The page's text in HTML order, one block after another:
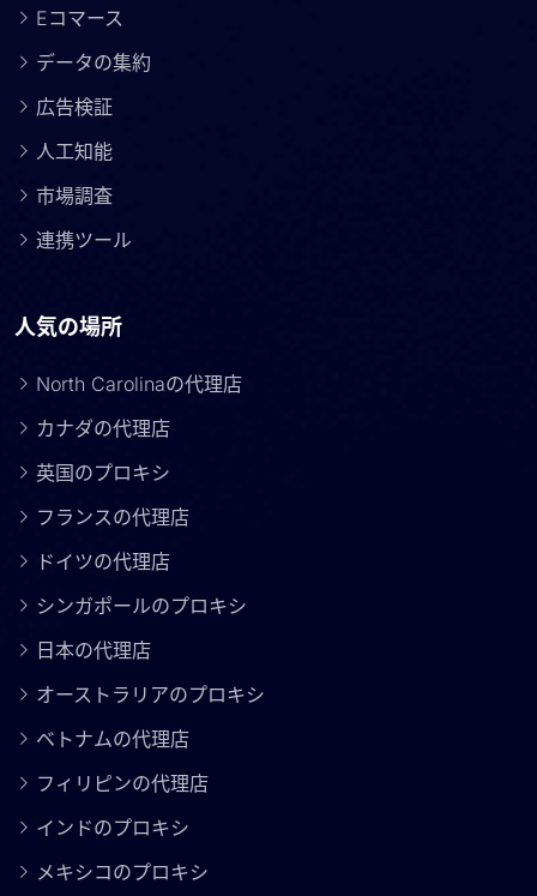
Eコマース
データの集約
広告検証
人工知能
市場調査
連携ツール
人気の場所
North Carolinaの代理店
カナダの代理店
英国のプロキシ
フランスの代理店
ドイツの代理店
シンガポールのプロキシ
日本の代理店
オーストラリアのプロキシ
ベトナムの代理店
フィリピンの代理店
インドのプロキシ
メキシコのプロキシ